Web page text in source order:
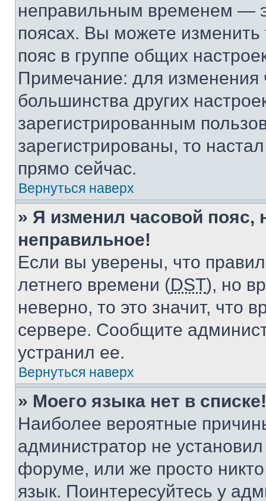
неправильным временем —
поясах. Вы можете изменить
пояс в группе общих
Примечание: для изменения
большинства других
зарегистрированным
зарегистрированы, то
прямо сейчас.
Вернуться наверх
» Я изменил часовой пояс,
неправильное!
Если вы уверены, что
летнего времени (DST), но
неверно, то это значит, что
сервере. Сообщите
устранил ее.
Вернуться наверх
» Моего языка нет в списке!
Наиболее вероятные
администратор не
форуме, или же просто
язык. Поинтересуйтесь у